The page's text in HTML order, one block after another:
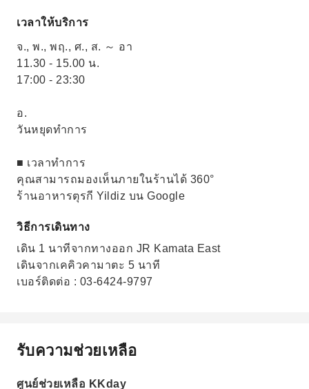
เวลาให้บริการ
จ., พ., พฤ., ศ., ส. ～ อา
11.30 - 15.00 น.
17:00 - 23:30
อ.
วันหยุดทำการ
■ เวลาทำการ
คุณสามารถมองเห็นภายในร้านได้ 360°
ร้านอาหารตุรกี Yildiz บน Google
วิธีการเดินทาง
เดิน 1 นาทีจากทางออก JR Kamata East
เดินจากเคคิวคามาตะ 5 นาที
เบอร์ติดต่อ : 03-6424-9797
รับความช่วยเหลือ
ศูนย์ช่วยเหลือ KKday